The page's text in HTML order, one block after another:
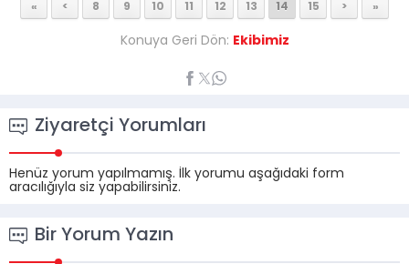
« < 8 9 10 11 12 13 14 15 > »
Konuya Geri Dön: Ekibimiz
Ziyaretçi Yorumları
Henüz yorum yapılmamış. İlk yorumu aşağıdaki form
aracılığıyla siz yapabilirsiniz.
Bir Yorum Yazın